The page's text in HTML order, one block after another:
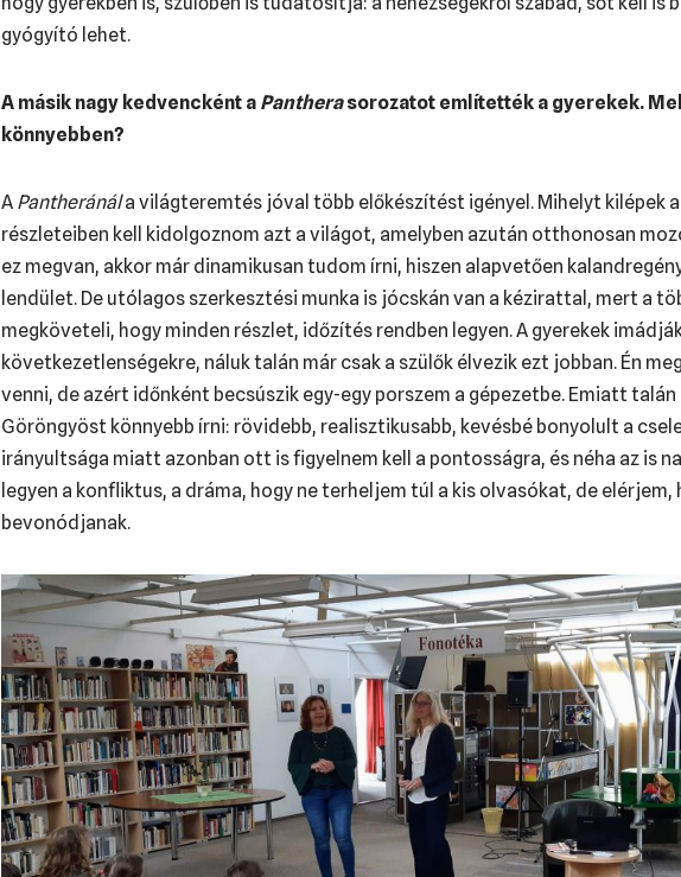
gyógyító lehet.
A másik nagy kedvencként a Pantherasorozatot említették a gyerekek.
könnyebben?
A Pantheránála világteremtés jóval több előkészítést igényel. Mihelyt kilépek
részleteiben kell kidolgoznom azt a világot, amelyben azután otthonosan
ez megvan, akkor már dinamikusan tudom írni, hiszen alapvetően
lendület. De utólagos szerkesztési munka is jócskán van a kézirattal, mert a
megköveteli, hogy minden részlet, időzítés rendben legyen. A gyerekek
következetlenségekre, náluk talán már csak a szülők élvezik ezt jobban. Én
venni, de azért időnként becsúszik egy-egy porszem a gépezetbe. Emiatt
Göröngyöst könnyebb írni: rövidebb, realisztikusabb, kevésbé bonyolult a
irányultsága miatt azonban ott is figyelnem kell a pontosságra, és néha az is
legyen a konfliktus, a dráma, hogy ne terheljem túl a kis olvasókat, de elérjem,
bevonódjanak.